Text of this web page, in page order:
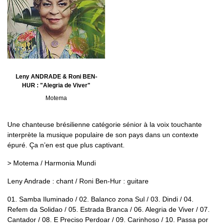
Leny ANDRADE & Roni BEN-
HUR : "Alegria de Viver"
Motema
Une chanteuse brésilienne catégorie sénior à la voix touchante
interprète la musique populaire de son pays dans un contexte
épuré. Ça n’en est que plus captivant.
> Motema / Harmonia Mundi
Leny Andrade : chant / Roni Ben-Hur : guitare
01. Samba Iluminado / 02. Balanco zona Sul / 03. Dindi / 04.
Refem da Solidao / 05. Estrada Branca / 06. Alegria de Viver / 07.
Cantador / 08. E Preciso Perdoar / 09. Carinhoso / 10. Passa por